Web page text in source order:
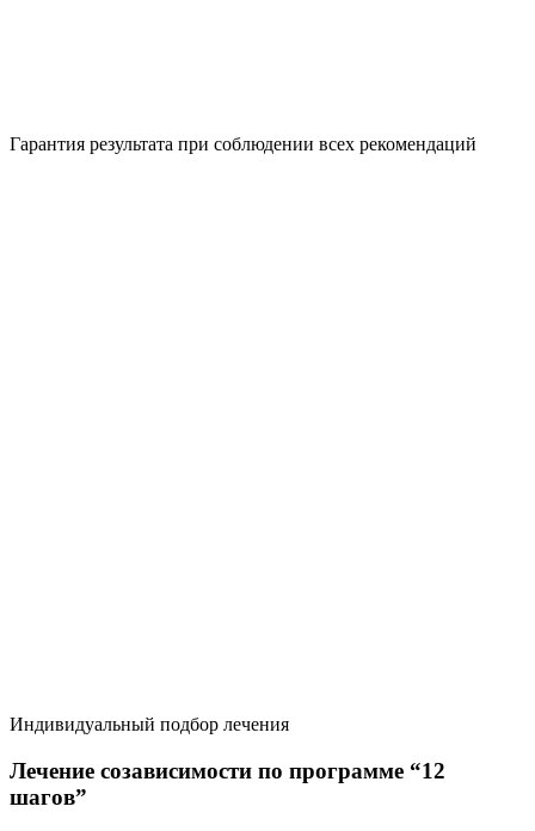
Гарантия результата при соблюдении всех рекомендаций
Индивидуальный подбор лечения
Лечение созависимости по программе “12
шагов”